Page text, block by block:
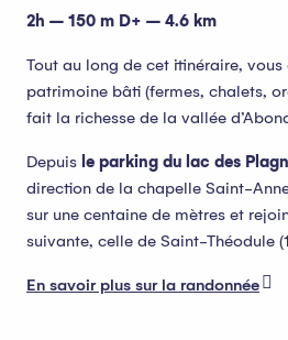
2h – 150 m D+ – 4.6 km
Tout au long de cet itinéraire,
patrimoine bâti (fermes, chalets,
fait la richesse de la vallée
Depuis le parking du lac des
direction de la chapelle Saint-
sur une centaine de mètres et
suivante, celle de Saint-Théodule
En savoir plus sur la randonnée